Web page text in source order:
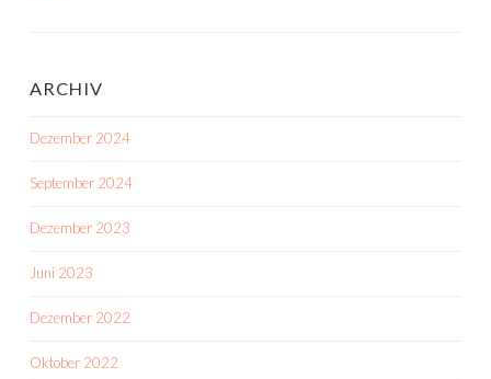
ARCHIV
Dezember 2024
September 2024
Dezember 2023
Juni 2023
Dezember 2022
Oktober 2022